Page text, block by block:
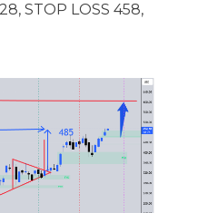
STOP LOSS 458,